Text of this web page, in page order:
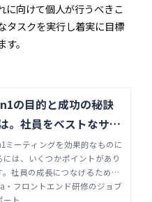
に向けて個人が行うべきこ
タスクを実行し着実に目標
。
の目的と成功の秘訣
。社員をベストなサポ
で育てる | Java・フロ
エンド研修のジョブサ
ト
ミーティングを効果的なものに
には、いくつかポイントがあり
。社員の成長につなげるために
けるべき進行の仕方や、身に付
とよいスキルを確認しましょ
・フロントエンド研修のジョブ
ート